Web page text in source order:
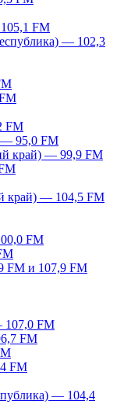
FM
— 102,3
FM
— 95,0 FM
край) — 99,9 FM
край) — 104,5 FM
FM
FM и 107,9 FM
107,0 FM
FM
FM
— 104,4